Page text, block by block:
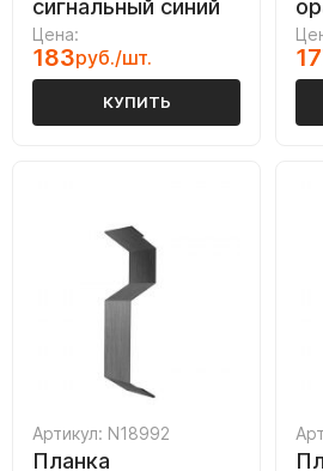
сигнальный синий
Цена:
183руб./шт.
КУПИТЬ
Артикул: N18992
Планка